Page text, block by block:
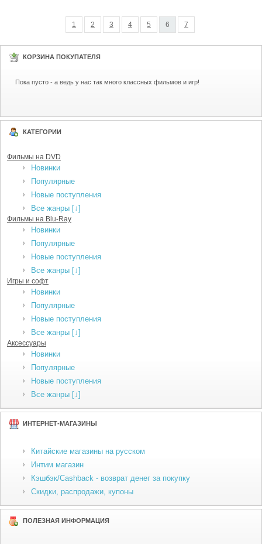
КОРЗИНА ПОКУПАТЕЛЯ
Пока пусто - а ведь у нас так много классных фильмов и игр!
КАТЕГОРИИ
Фильмы на DVD
Новинки
Популярные
Новые поступления
Все жанры [↓]
Фильмы на Blu-Ray
Новинки
Популярные
Новые поступления
Все жанры [↓]
Игры и софт
Новинки
Популярные
Новые поступления
Все жанры [↓]
Аксессуары
Новинки
Популярные
Новые поступления
Все жанры [↓]
ИНТЕРНЕТ-МАГАЗИНЫ
Китайские магазины на русском
Интим магазин
Кэшбэк/Cashback - возврат денег за покупку
Скидки, распродажи, купоны
ПОЛЕЗНАЯ ИНФОРМАЦИЯ
1 2 3 4 5 6 7